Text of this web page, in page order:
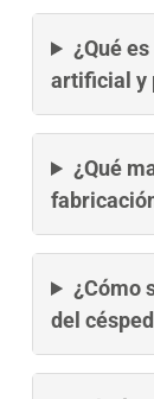
¿Qué
artificial y
¿Qué
¿Cómo
del